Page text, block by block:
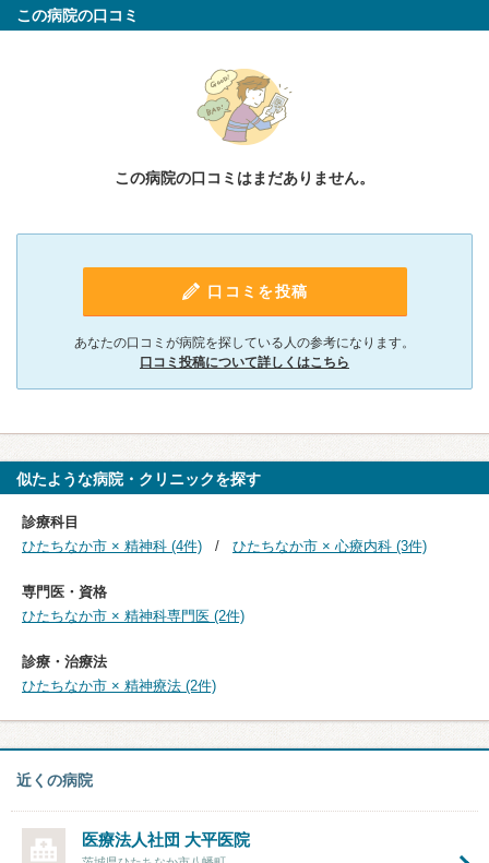
この病院の口コミ
この病院の口コミはまだありません。
口コミを投稿
あなたの口コミが病院を探している人の参考になります。
口コミ投稿について詳しくはこちら
似たような病院・クリニックを探す
診療科目
ひたちなか市 × 精神科 (4件)
ひたちなか市 × 心療内科 (3件)
専門医・資格
ひたちなか市 × 精神科専門医 (2件)
診療・治療法
ひたちなか市 × 精神療法 (2件)
近くの病院
医療法人社団 大平医院